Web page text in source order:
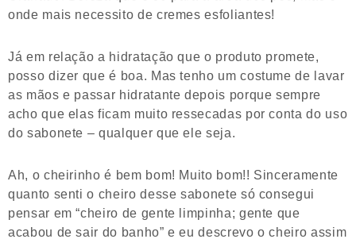
onde mais necessito de cremes esfoliantes!
Já em relação a hidratação que o produto promete,
posso dizer que é boa. Mas tenho um costume de lavar
as mãos e passar hidratante depois porque sempre
acho que elas ficam muito ressecadas por conta do uso
do sabonete – qualquer que ele seja.
Ah, o cheirinho é bem bom! Muito bom!! Sinceramente
quanto senti o cheiro desse sabonete só consegui
pensar em “cheiro de gente limpinha; gente que
acabou de sair do banho” e eu descrevo o cheiro assim